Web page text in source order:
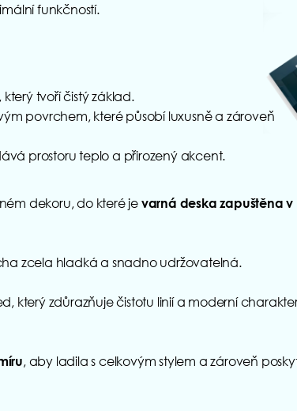
funkčností.
, který tvoří čistý základ.
povrchem, které působí luxusně a zároveň
prostoru teplo a přirozený akcent.
dekoru, do které je varná deska zapuštěna v
zcela hladká a snadno udržovatelná.
který zdůrazňuje čistotu linií a moderní
, aby ladila s celkovým stylem a zároveň